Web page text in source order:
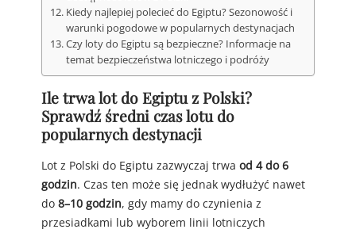
Kiedy najlepiej polecieć do Egiptu? Sezonowość i
warunki pogodowe w popularnych destynacjach
Czy loty do Egiptu są bezpieczne? Informacje na
temat bezpieczeństwa lotniczego i podróży
Ile trwa lot do Egiptu z Polski?
Sprawdź średni czas lotu do
popularnych destynacji
Lot z Polski do Egiptu zazwyczaj trwa od 4 do 6
godzin. Czas ten może się jednak wydłużyć nawet
do 8–10 godzin, gdy mamy do czynienia z
przesiadkami lub wyborem linii lotniczych